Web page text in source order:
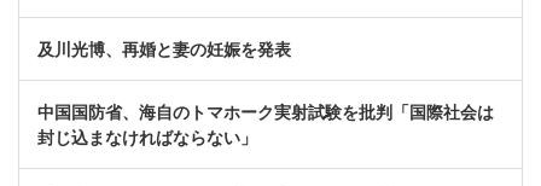
及川光博、再婚と妻の妊娠を発表
中国国防省、海自のトマホーク実射試験を批判「国際社会は
封じ込まなければならない」